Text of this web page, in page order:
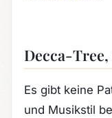
Decca-
Es gibt keine
und Musikstil